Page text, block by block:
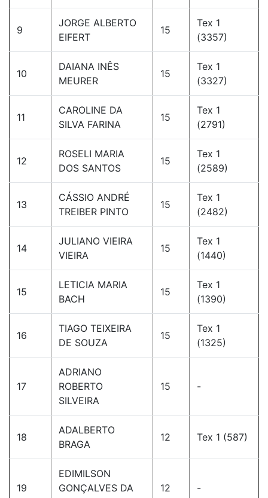
9
JORGE ALBERTO
EIFERT
15
Tex 1
(3357)
10
DAIANA INÊS
MEURER
15
Tex 1
(3327)
11
CAROLINE DA
SILVA FARINA
15
Tex 1
(2791)
12
ROSELI MARIA
DOS SANTOS
15
Tex 1
(2589)
13
CÁSSIO ANDRÉ
TREIBER PINTO
15
Tex 1
(2482)
14
JULIANO VIEIRA
VIEIRA
15
Tex 1
(1440)
15
LETICIA MARIA
BACH
15
Tex 1
(1390)
16
TIAGO TEIXEIRA
DE SOUZA
15
Tex 1
(1325)
17
ADRIANO
ROBERTO
SILVEIRA
15 -
18
ADALBERTO
BRAGA
12 Tex 1 (587)
19
EDIMILSON
GONÇALVES DA
12 -